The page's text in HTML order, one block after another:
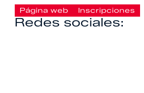
Página web Inscripciones
Redes sociales: